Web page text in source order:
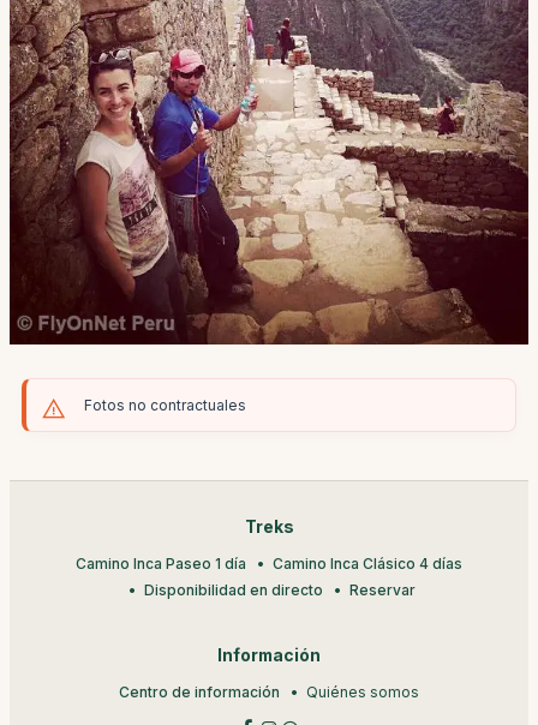
Fotos no contractuales
Treks
Camino Inca Paseo 1 día
Camino Inca Clásico 4 días
Disponibilidad en directo
Reservar
Información
Centro de información Quiénes somos